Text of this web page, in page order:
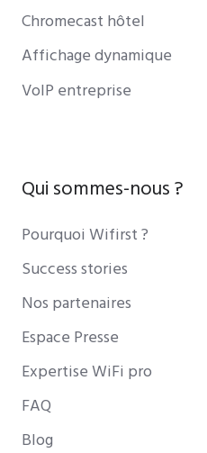
Chromecast hôtel
Affichage dynamique
VoIP entreprise
Qui sommes-nous ?
Pourquoi Wifirst ?
Success stories
Nos partenaires
Espace Presse
Expertise WiFi pro
FAQ
Blog